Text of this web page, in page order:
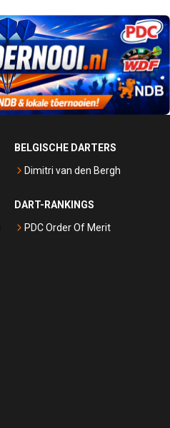
BELGISCHE DARTERS
Dimitri van den Bergh
DART-RANKINGS
PDC Order Of Merit